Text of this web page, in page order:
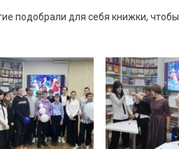
подобрали для себя книжки, чтобы